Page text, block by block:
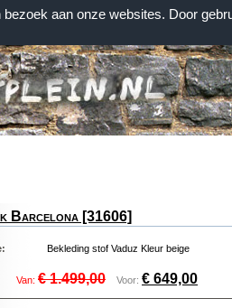
aan onze websites. Door
Home | Contact |
Barcelona [31606]
Bekleding stof Vaduz Kleur beige
Van: € 1.499,00 Voor: € 649,00